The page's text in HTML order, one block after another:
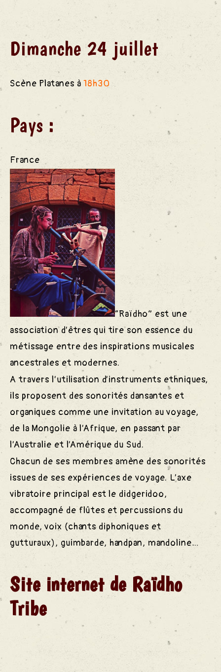
Dimanche 24 juillet
Scène Platanes à18h30
Pays :
France
“Raïdho” est une
association d’êtres qui tire son essence du
métissage entre des inspirations musicales
ancestrales et modernes.
A travers l’utilisation d’instruments ethniques,
ils proposent des sonorités dansantes et
organiques comme une invitation au voyage,
de la Mongolie à l’Afrique, en passant par
l’Australie et l’Amérique du Sud.
Chacun de ses membres amène des sonorités
issues de ses expériences de voyage. L’axe
vibratoire principal est le didgeridoo,
accompagné de flûtes et percussions du
monde, voix (chants diphoniques et
gutturaux), guimbarde, handpan, mandoline…
Site internet de Raïdho
Tribe